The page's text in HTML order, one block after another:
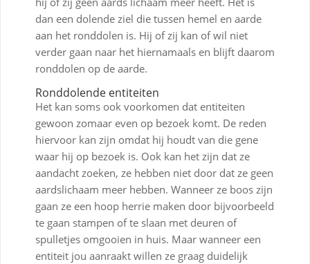
dan een dolende ziel die tussen hemel en aarde
aan het ronddolen is. Hij of zij kan of wil niet
verder gaan naar het hiernamaals en blijft daarom
ronddolen op de aarde.
Ronddolende entiteiten
Het kan soms ook voorkomen dat entiteiten
gewoon zomaar even op bezoek komt. De reden
hiervoor kan zijn omdat hij houdt van die gene
waar hij op bezoek is. Ook kan het zijn dat ze
aandacht zoeken, ze hebben niet door dat ze geen
aardslichaam meer hebben. Wanneer ze boos zijn
gaan ze een hoop herrie maken door bijvoorbeeld
te gaan stampen of te slaan met deuren of
spulletjes omgooien in huis. Maar wanneer een
entiteit jou aanraakt willen ze graag duidelijk